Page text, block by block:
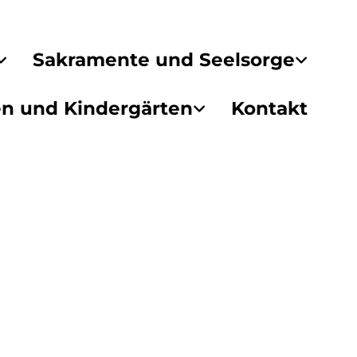
Sakramente und Seelsorge
und Kindergärten Kontakt